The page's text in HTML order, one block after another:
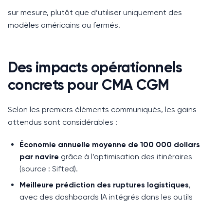
sur mesure, plutôt que d’utiliser uniquement des
modèles américains ou fermés.
Des impacts opérationnels
concrets pour CMA CGM
Selon les premiers éléments communiqués, les gains
attendus sont considérables :
Économie annuelle moyenne de 100 000 dollars
par navire grâce à l’optimisation des itinéraires
(source : Sifted).
Meilleure prédiction des ruptures logistiques,
avec des dashboards IA intégrés dans les outils